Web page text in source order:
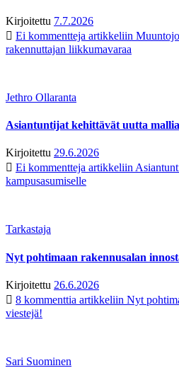
Kirjoitettu 7.7.2026
Ei kommentteja artikkeliin
rakennuttajan liikkumavaraa
Jethro Ollaranta
Asiantuntijat kehittävät uutta
Kirjoitettu 29.6.2026
Ei kommentteja artikkeliin
kampusasumiselle
Tarkastaja
Nyt pohtimaan rakennusalan
Kirjoitettu 26.6.2026
8 kommenttia artikkeliin Nyt
viestejä!
Sari Suominen